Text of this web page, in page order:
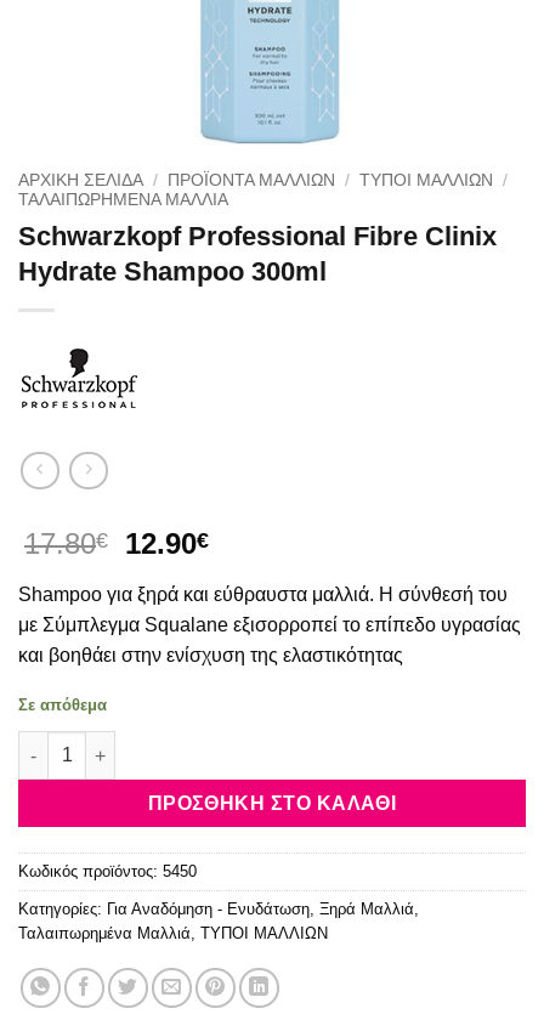
ΑΡΧΙΚΉ ΣΕΛΊΔΑ / ΠΡΟΪΟΝΤΑ ΜΑΛΛΙΩΝ / ΤΥΠΟΙ ΜΑΛΛΙΩΝ
/
ΤΑΛΑΙΠΩΡΗΜΈΝΑ ΜΑΛΛΙΆ
Schwarzkopf Professional Fibre Clinix
Hydrate Shampoo 300ml
17.80€
Original
was:
17.80€.
12.90€Η
τιμή
είναι:
12.90€.
Shampoo για ξηρά και εύθραυστα μαλλιά. Η σύνθεσή του
με Σύμπλεγμα Squalane εξισορροπεί το επίπεδο υγρασίας
και βοηθάει στην ενίσχυση της ελαστικότητας
Σε απόθεμα
Schwarzkopf Professional Fibre Clinix Hydrate Shampoo
ΠΡΟΣΘΉΚΗ ΣΤΟ ΚΑΛΆΘΙ
Κωδικός προϊόντος: 5450
Κατηγορίες: Για Αναδόμηση - Ενυδάτωση Ξηρά Μαλλιά
Ταλαιπωρημένα Μαλλιά ΤΥΠΟΙ ΜΑΛΛΙΩΝ